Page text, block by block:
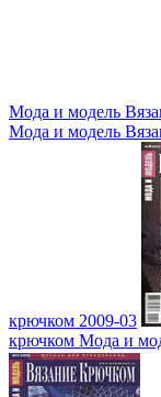
Мода и модель
Мода и модель
крючком 2009-03
крючком Мода и